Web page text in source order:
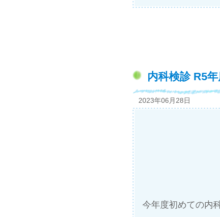
内科検診 R5
2023年06月28日
今年度初めての内